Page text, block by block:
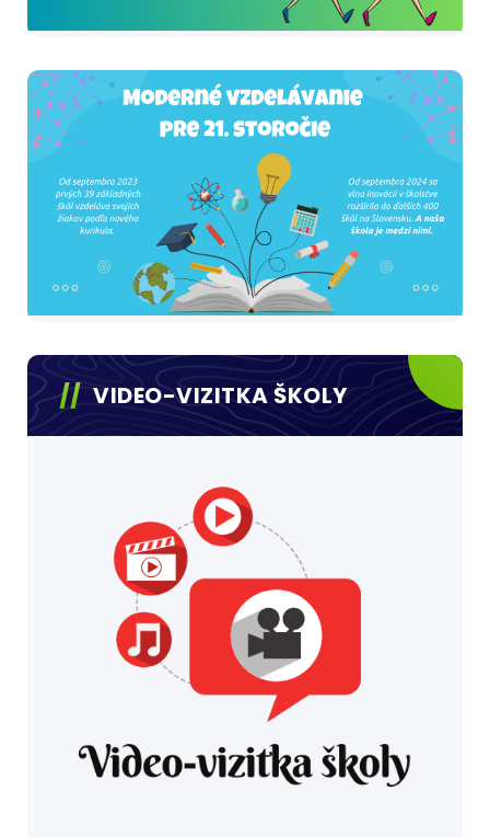
VIDEO-VIZITKA ŠKOLY